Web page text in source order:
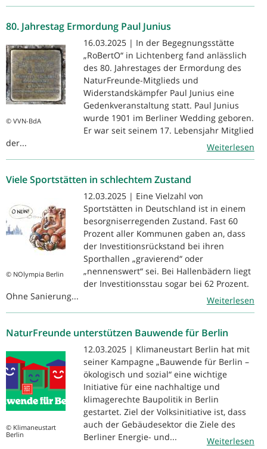
80. Jahrestag Ermordung Paul Junius
© VVN-BdA
16.03.2025 | In der Begegnungsstätte
„RoBertO“ in Lichtenberg fand anlässlich
des 80. Jahrestages der Ermordung des
NaturFreunde-Mitglieds und
Widerstandskämpfer Paul Junius eine
Gedenkveranstaltung statt. Paul Junius
wurde 1901 im Berliner Wedding geboren.
Er war seit seinem 17. Lebensjahr Mitglied
der...
Weiterlesen
Viele Sportstätten in schlechtem Zustand
© NOlympia Berlin
12.03.2025 | Eine Vielzahl von
Sportstätten in Deutschland ist in einem
besorgniserregenden Zustand. Fast 60
Prozent aller Kommunen gaben an, dass
der Investitionsrückstand bei ihren
Sporthallen „gravierend“ oder
„nennenswert“ sei. Bei Hallenbädern liegt
der Investitionsstau sogar bei 62 Prozent.
Ohne Sanierung...
Weiterlesen
NaturFreunde unterstützen Bauwende für Berlin
© Klimaneustart
Berlin
12.03.2025 | Klimaneustart Berlin hat mit
seiner Kampagne „Bauwende für Berlin –
ökologisch und sozial“ eine wichtige
Initiative für eine nachhaltige und
klimagerechte Baupolitik in Berlin
gestartet. Ziel der Volksinitiative ist, dass
auch der Gebäudesektor die Ziele des
Berliner Energie- und...
Weiterlesen